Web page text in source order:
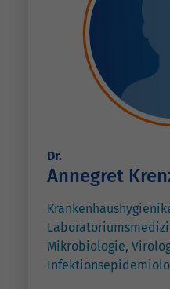
Dr.
Annegret
Mikrobiologie,